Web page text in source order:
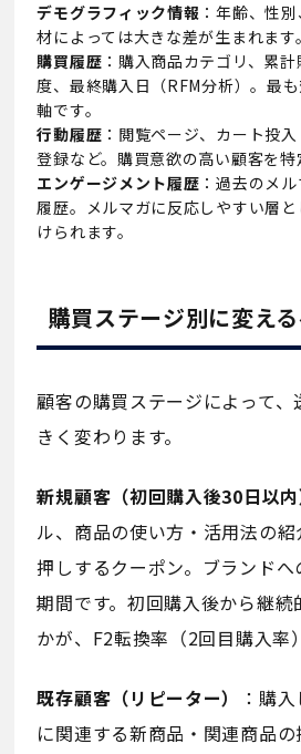
デモグラフィック情報 ：年齢、性
材によっては大きな差が生まれます。
購買履歴 ：購入商品カテゴリ、累
度、最終購入日（RFM分析）。最
軸です。
行動履歴 ：閲覧ページ、カート投
登録など。購買意欲の高い顧客を特
エンゲージメント履歴 ：過去のメ
履歴。メルマガに反応しやすい層
けられます。
購買ステージ別に変え
顧客の購買ステージによって、
きく変わります。
新規顧客（初回購入後30日以内
ル、商品の使い方・活用法の
押しするクーポン。ブランドへ
期間です。初回購入後から継続
かが、F2転換率（2回目購入率
既存顧客（リピーター）
：購
に関連する新商品・関連商品